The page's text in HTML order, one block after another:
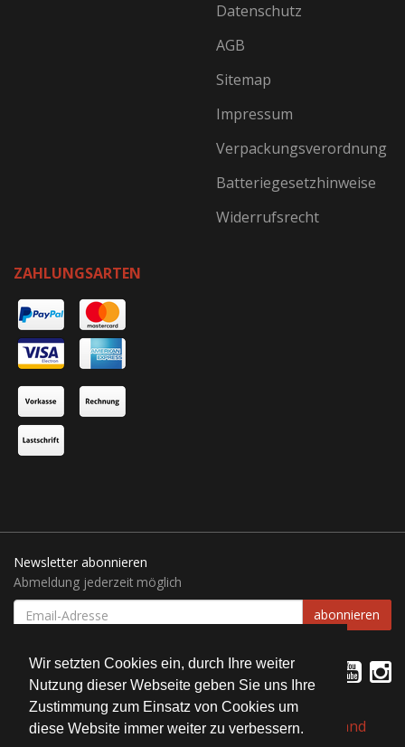
Wir setzten Cookies ein, durch Ihre weiter
Nutzung dieser Webseite geben Sie uns Ihre
Zustimmung zum Einsatz von Cookies um
diese Website immer weiter zu verbessern.
Datenschutz
AGB
Sitemap
Impressum
Verpackungsverordnung
Batteriegesetzhinweise
Widerrufsrecht
ZAHLUNGSARTEN
Newsletter abonnieren
Abmeldung jederzeit möglich
EMAIL-
ADRESSE
abonnieren
*Alle Preise inkl. gesetzlicher USt., zzgl. Versand